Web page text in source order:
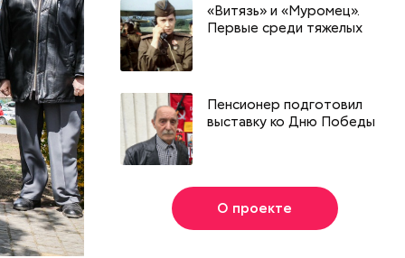
«Витязь» и «Муромец».
Первые среди тяжелых
Пенсионер подготовил
выставку ко Дню Победы
О проекте